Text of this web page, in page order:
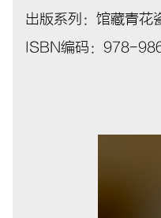
出版系列：馆藏青花
ISBN编码：978-